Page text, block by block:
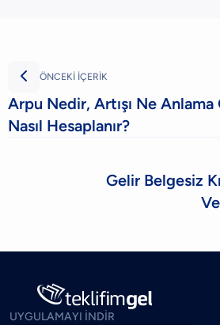
 ÖNCEKİ İÇERİK
Arpu Nedir, Artışı Ne Anlama
Nasıl Hesaplanır?
Gelir Belgesiz
UYGULAMAYI İNDİR